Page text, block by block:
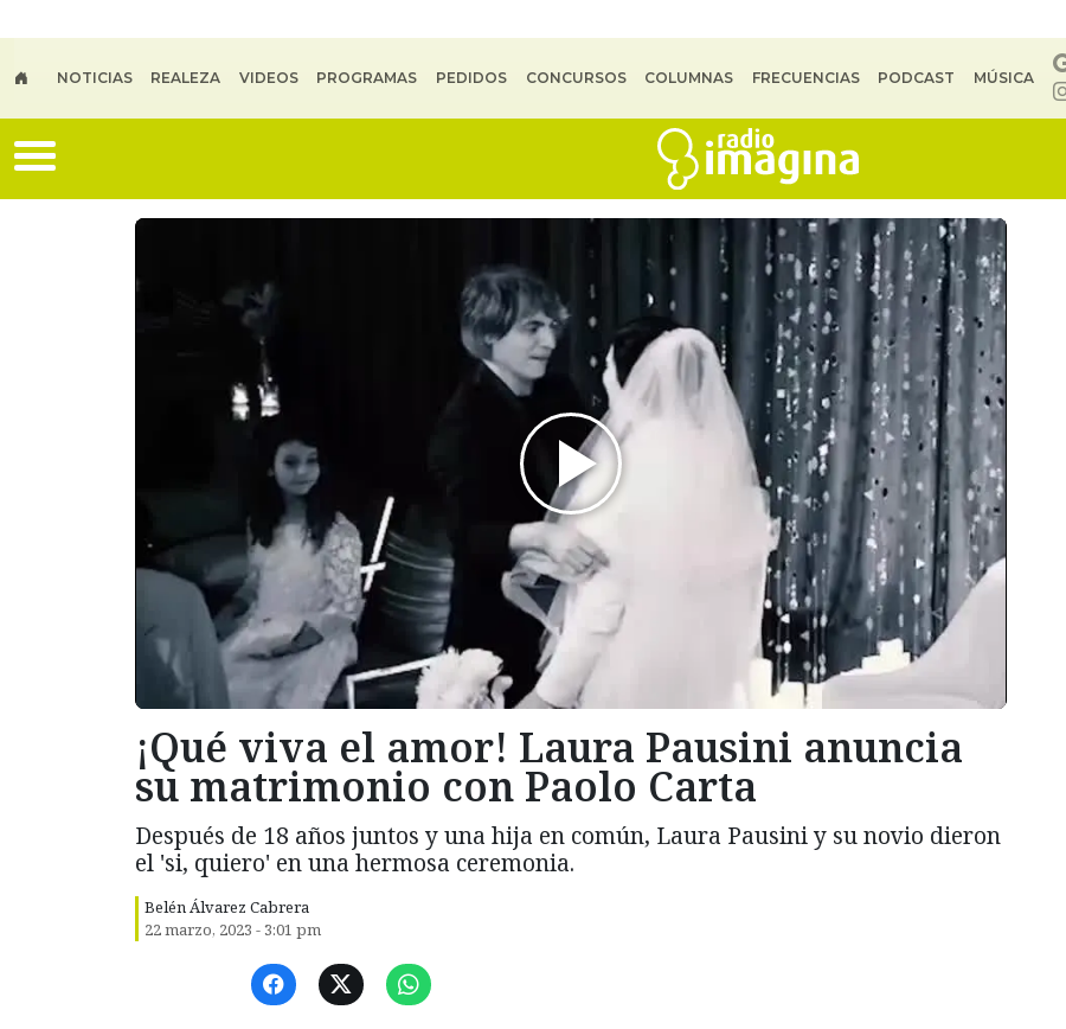
NOTICIAS REALEZA VIDEOS PROGRAMAS PEDIDOS CONCURSOS COLUMNAS FRECUENCIAS PODCAST MÚSICA
¡Qué viva el amor! Laura Pausini anuncia
su matrimonio con Paolo Carta
Después de 18 años juntos y una hija en común, Laura Pausini y su novio dieron
el 'si, quiero' en una hermosa ceremonia.
Belén Álvarez Cabrera
22 marzo, 2023 - 3:01 pm